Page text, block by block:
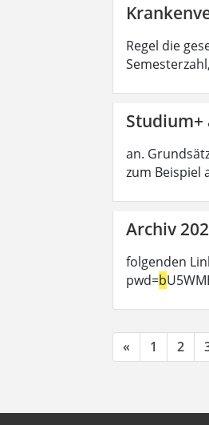
Regel die
Studium+
an.
zum Beispiel
Archiv
folgenden
pwd=b
« 1 2